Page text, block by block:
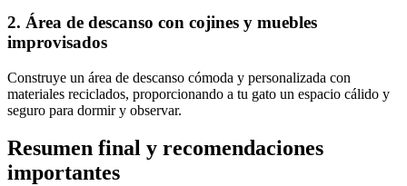
2. Área de descanso con cojines y muebles
improvisados
Construye un área de descanso cómoda y personalizada con
materiales reciclados, proporcionando a tu gato un espacio cálido y
seguro para dormir y observar.
Resumen final y recomendaciones
importantes